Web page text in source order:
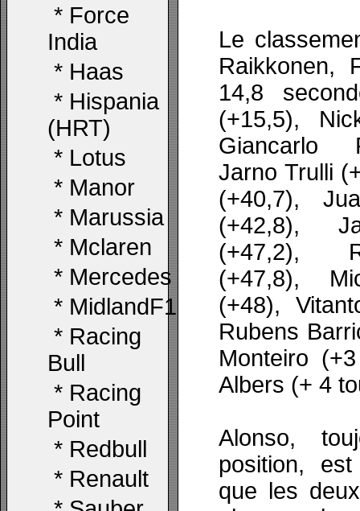
* Force
India
* Haas
* Hispania
(HRT)
* Lotus
* Manor
* Marussia
* Mclaren
* Mercedes
* MidlandF1
* Racing
Bull
* Racing
Point
* Redbull
* Renault
Le
Raikkonen,
14,8
(+15,5),
Giancarlo
Jarno Trulli
(+40,7),
(+42,8),
(+47,2),
(+47,8),
(+48),
Rubens
Monteiro
Albers (+ 4
Alonso,
position,
que les